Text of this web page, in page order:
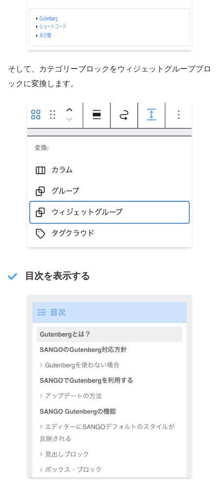
そして、カテゴリーブロックをウィジェットグループブロ
ックに変換します。
目次を表示する